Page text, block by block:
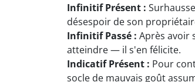
Infinitif Présent :
désespoir de son
Infinitif Passé : Après avoir
atteindre — il s'en félicite.
Indicatif Présent : Pour
socle de mauvais goût